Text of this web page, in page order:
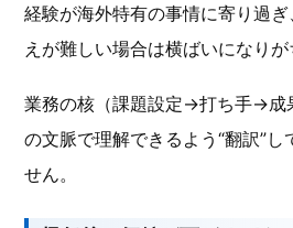
経験が海外特有の事情に寄り過
えが難しい場合は横ばいになりが
業務の核（課題設定→打ち手→成
の文脈で理解できるよう“翻訳”し
せん。